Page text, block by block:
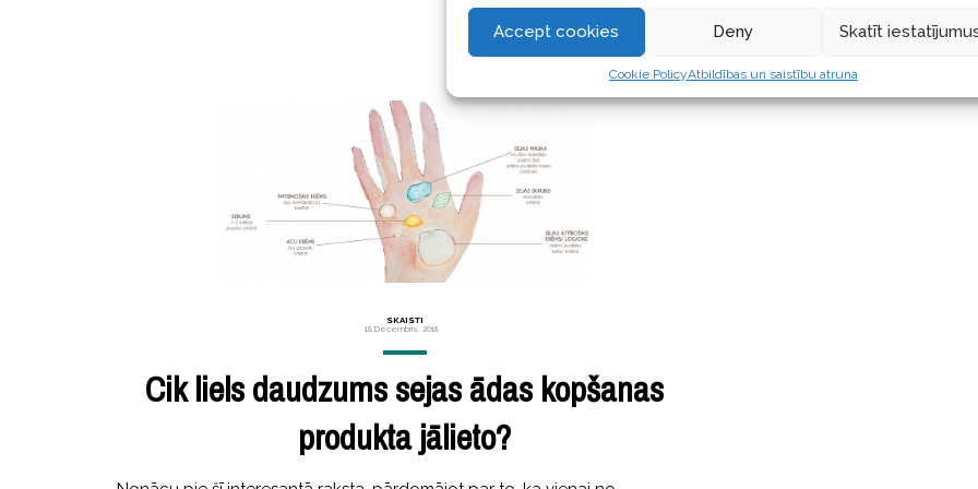
Accept cookies Deny Skatīt
Cookie PolicyAtbildības un saistību atruna
SKAISTI
18 Decembris, 2018
Cik liels daudzums sejas ādas kopšanas
produkta jālieto?